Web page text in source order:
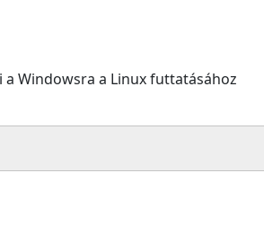
Windowsra a Linux futtatásához